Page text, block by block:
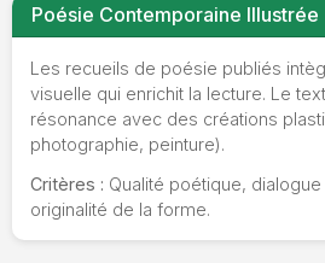
Poésie Contemporaine Illustrée
Les recueils de poésie publiés
visuelle qui enrichit la lecture. Le
résonance avec des créations
photographie, peinture).
Critères : Qualité poétique,
originalité de la forme.